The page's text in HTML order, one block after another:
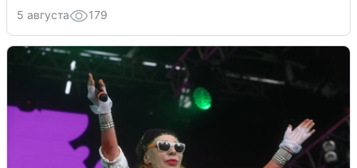
5 августа 179